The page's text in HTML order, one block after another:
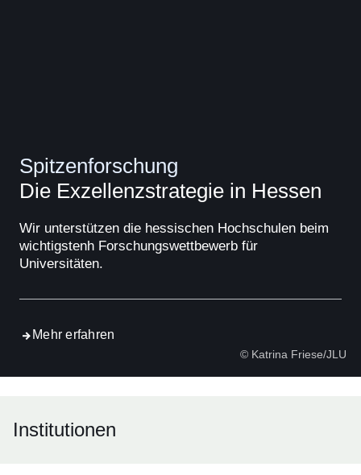
© Katrina Friese/JLU
Spitzenforschung
Die Exzellenzstrategie in Hessen
Wir unterstützen die hessischen Hochschulen beim
wichtigstenh Forschungswettbewerb für
Universitäten.
Mehr erfahren
Institutionen